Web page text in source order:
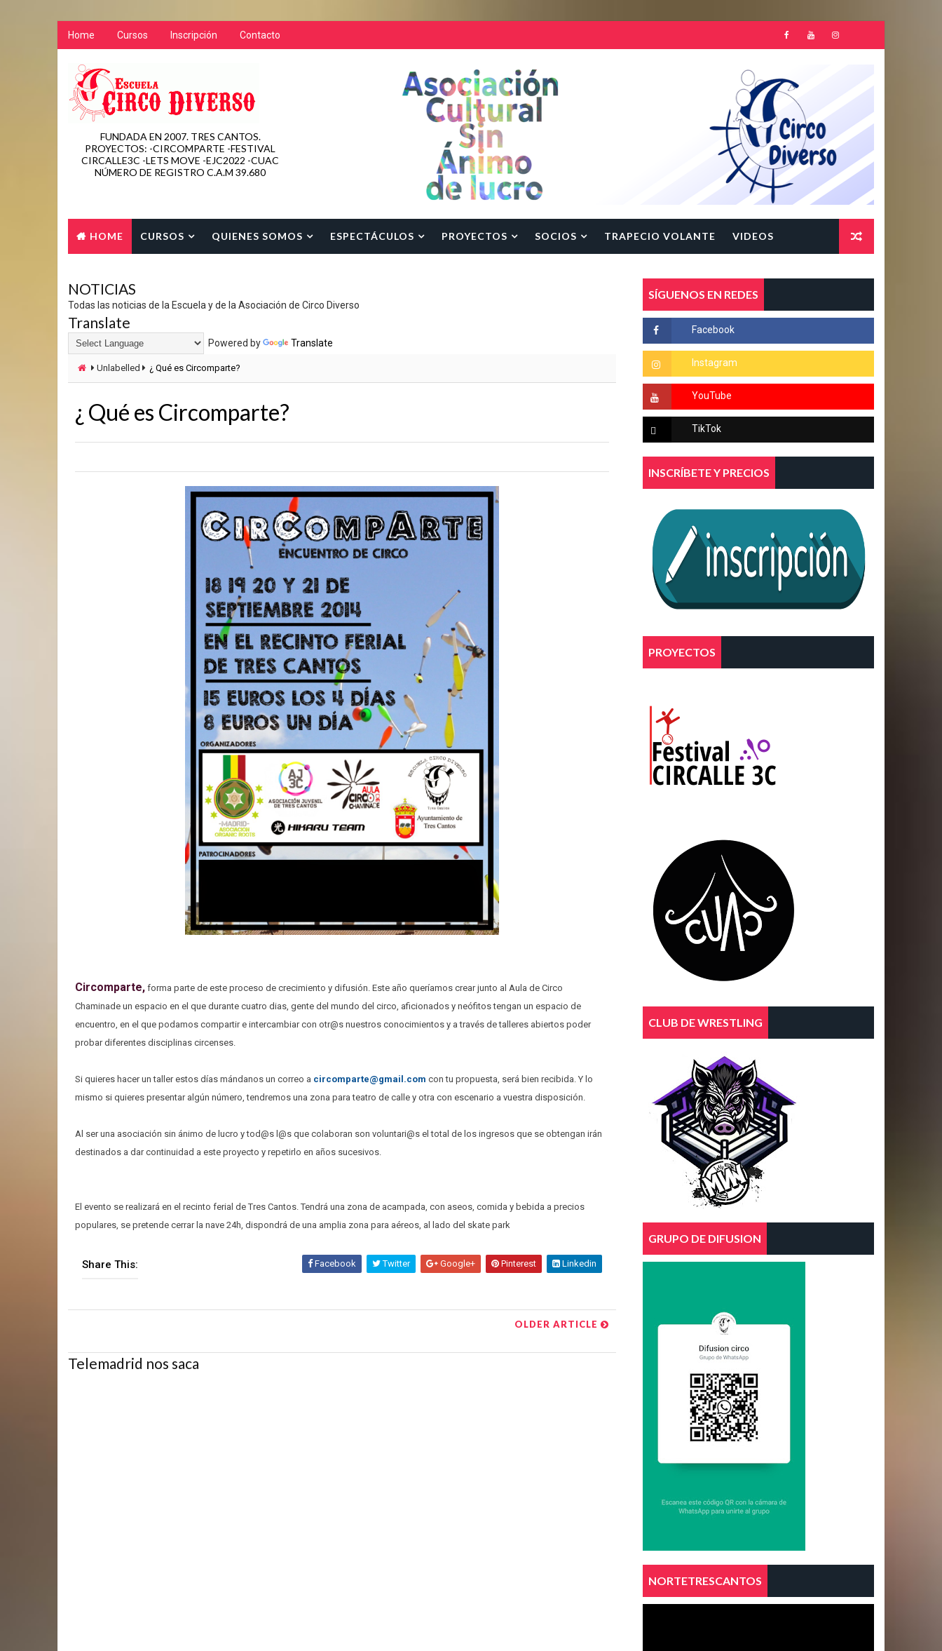
Home Cursos Inscripción Contacto
FUNDADA EN 2007. TRES CANTOS.
PROYECTOS: -CIRCOMPARTE -FESTIVAL
CIRCALLE3C -LETS MOVE -EJC2022 -CUAC
NÚMERO DE REGISTRO C.A.M 39.680
HOME CURSOS QUIENES SOMOS ESPECTÁCULOS PROYECTOS SOCIOS TRAPECIO VOLANTE VIDEOS
NOTICIAS
Todas las noticias de la Escuela y de la Asociación de Circo Diverso
Translate
Powered by Translate
Unlabelled ¿ Qué es Circomparte?
¿ Qué es Circomparte?
Circomparte, forma parte de este proceso de crecimiento y difusión. Este año queríamos crear junto al Aula de Circo
Chaminade un espacio en el que durante cuatro dias, gente del mundo del circo, aficionados y neófitos tengan un espacio de
encuentro, en el que podamos compartir e intercambiar con otr@s nuestros conocimientos y a través de talleres abiertos poder
probar diferentes disciplinas circenses.
Si quieres hacer un taller estos días mándanos un correo a circomparte@gmail.com con tu propuesta, será bien recibida. Y lo
mismo si quieres presentar algún número, tendremos una zona para teatro de calle y otra con escenario a vuestra disposición.
Al ser una asociación sin ánimo de lucro y tod@s l@s que colaboran son voluntari@s el total de los ingresos que se obtengan irán
destinados a dar continuidad a este proyecto y repetirlo en años sucesivos.
El evento se realizará en el recinto ferial de Tres Cantos. Tendrá una zona de acampada, con aseos, comida y bebida a precios
populares, se pretende cerrar la nave 24h, dispondrá de una amplia zona para aéreos, al lado del skate park
Share This: Facebook Twitter Google+ Pinterest Linkedin
OLDER ARTICLE
Telemadrid nos saca
SÍGUENOS EN REDES
INSCRÍBETE Y PRECIOS
PROYECTOS
CLUB DE WRESTLING
GRUPO DE DIFUSION
NORTETRESCANTOS